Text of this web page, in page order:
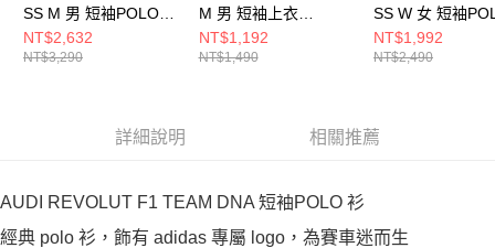
SS M 男 短袖POLO
KE7324
NT$2,632
NT$3,290
M 男 短袖上衣
KE6096
NT$1,192
NT$1,490
SS W 女 短袖
KU9397
NT$1,992
NT$2,490
詳細說明 相關推薦
AUDI REVOLUT F1 TEAM DNA 短袖POLO 衫
經典 polo 衫，飾有 adidas 專屬 logo，為賽車迷而生